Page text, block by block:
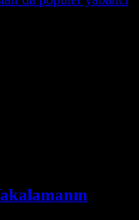
bilgiler sunuyor.